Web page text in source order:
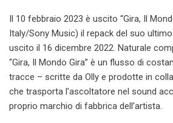
Il 10 febbraio 2023 è uscito “Gira, Il
Italy/Sony Music) il repack del suo ultimo
uscito il 16 dicembre 2022. Naturale
“Gira, Il Mondo Gira” è un flusso di
tracce – scritte da Olly e prodotte in
che trasporta l’ascoltatore nel sound
proprio marchio di fabbrica dell’artista.